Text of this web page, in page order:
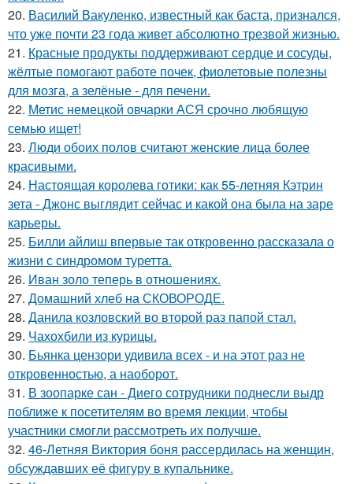
20. Василий Вакуленко, известный как баста, признался,
что уже почти 23 года живет абсолютно трезвой жизнью.
21. Красные продукты поддерживают сердце и сосуды,
жёлтые помогают работе почек, фиолетовые полезны
для мозга, а зелёные - для печени.
22. Метис немецкой овчарки АСЯ срочно любящую
семью ищет!
23. Люди обоих полов считают женские лица более
красивыми.
24. Настоящая королева готики: как 55-летняя Кэтрин
зета - Джонс выглядит сейчас и какой она была на заре
карьеры.
25. Билли айлиш впервые так откровенно рассказала о
жизни с синдромом туретта.
26. Иван золо теперь в отношениях.
27. Домашний хлеб на СКОВОРОДЕ.
28. Данила козловский во второй раз папой стал.
29. Чахохбили из курицы.
30. Бьянка цензори удивила всех - и на этот раз не
откровенностью, а наоборот.
31. В зоопарке сан - Диего сотрудники поднесли выдр
поближе к посетителям во время лекции, чтобы
участники смогли рассмотреть их получше.
32. 46-Летняя Виктория боня рассердилась на женщин,
обсуждавших её фигуру в купальнике.